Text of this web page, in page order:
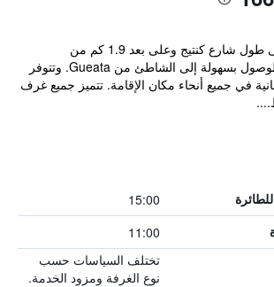
يقع Kenting 166 على طول شارع كنتيج وعلى بعد 1.9 كم من
Dajianshan. يمكن الوصول بسهولة إلى الشاطئ من Gueata. وتتوفر
في جميع أنحاء مكان الإقامة. تتميز جميع غرف
15:00
11:00
تختلف السياسات حسب
نوع الغرفة ومزود الخدمة.